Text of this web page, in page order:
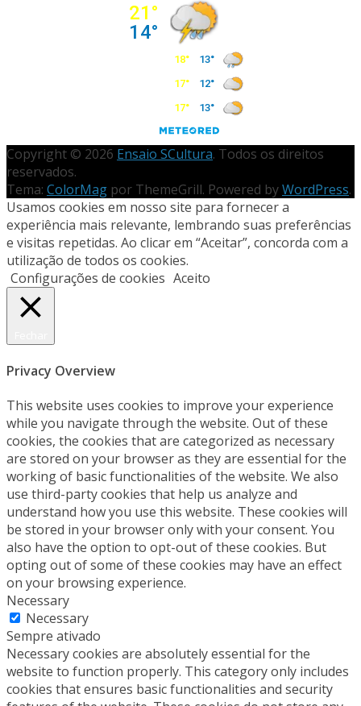
Copyright © 2026 Ensaio SCultura. Todos os direitos
reservados.
Tema: ColorMag por ThemeGrill. Powered byWordPress.
Usamos cookies em nosso site para fornecer a
experiência mais relevante, lembrando suas preferências
e visitas repetidas. Ao clicar em “Aceitar”, concorda com a
utilização de todos os cookies.
Configurações de cookies Aceito
Privacy Overview
This website uses cookies to improve your experience
while you navigate through the website. Out of these
cookies, the cookies that are categorized as necessary
are stored on your browser as they are essential for the
working of basic functionalities of the website. We also
use third-party cookies that help us analyze and
understand how you use this website. These cookies will
be stored in your browser only with your consent. You
also have the option to opt-out of these cookies. But
opting out of some of these cookies may have an effect
on your browsing experience.
Necessary
Necessary
Sempre ativado
Necessary cookies are absolutely essential for the
website to function properly. This category only includes
cookies that ensures basic functionalities and security